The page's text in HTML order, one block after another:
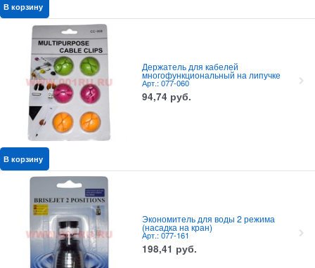
В корзину
Держатель для кабелей
многофункциональный на липучке
Арт.: 077-060
94,74 руб.
В корзину
Экономитель для воды 2 режима
(насадка на кран)
Арт.: 077-161
198,41 руб.